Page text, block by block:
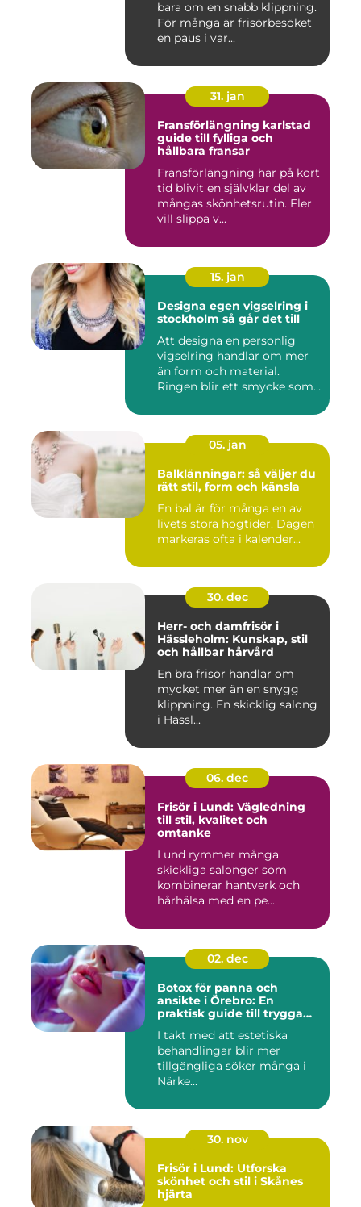
bara om en snabb klippning.
För många är frisörbesöket
en paus i var...
31. jan
Fransförlängning karlstad
guide till fylliga och
hållbara fransar
Fransförlängning har på kort
tid blivit en självklar del av
mångas skönhetsrutin. Fler
vill slippa v...
15. jan
Designa egen vigselring i
stockholm så går det till
Att designa en personlig
vigselring handlar om mer
än form och material.
Ringen blir ett smycke som
05. jan
Balklänningar: så väljer du
rätt stil, form och känsla
En bal är för många en av
livets stora högtider. Dagen
markeras ofta i kalender...
30. dec
Herr- och damfrisör i
Hässleholm: Kunskap, stil
och hållbar hårvård
En bra frisör handlar om
mycket mer än en snygg
klippning. En skicklig salong
i Hässl...
06. dec
Frisör i Lund: Vägledning
till stil, kvalitet och
omtanke
Lund rymmer många
skickliga salonger som
kombinerar hantverk och
hårhälsa med en pe...
02. dec
Botox för panna och
ansikte i Örebro: En
praktisk guide till trygga
I takt med att estetiska
behandlingar blir mer
tillgängliga söker många i
Närke...
30. nov
Frisör i Lund: Utforska
skönhet och stil i Skånes
hjärta